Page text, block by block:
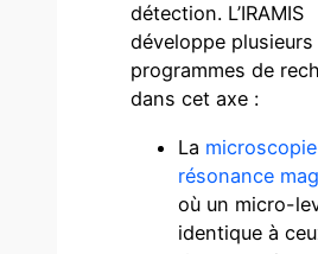
détection. L’IRAMIS
développe plusieurs
programmes de
dans cet axe :
La
résonance
où un micro-
identique à